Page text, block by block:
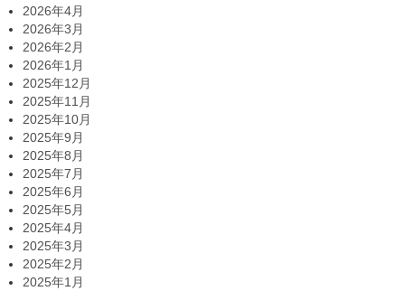
2026年4月
2026年3月
2026年2月
2026年1月
2025年12月
2025年11月
2025年10月
2025年9月
2025年8月
2025年7月
2025年6月
2025年5月
2025年4月
2025年3月
2025年2月
2025年1月